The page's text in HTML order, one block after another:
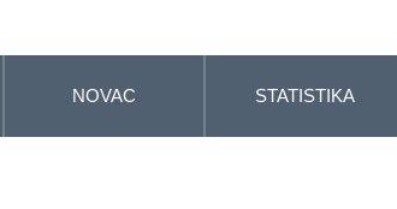
NOVAC STATISTIKA